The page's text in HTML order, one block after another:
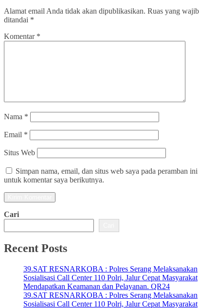
Alamat email Anda tidak akan dipublikasikan. Ruas yang wajib
ditandai *
Komentar *
Nama *
Email *
Situs Web
Simpan nama, email, dan situs web saya pada peramban ini
untuk komentar saya berikutnya.
Cari
Recent Posts
39.SAT RESNARKOBA : Polres Serang Melaksanakan
Sosialisasi Call Center 110 Polri, Jalur Cepat Masyarakat
Mendapatkan Keamanan dan Pelayanan. QR24
39.SAT RESNARKOBA : Polres Serang Melaksanakan
Sosialisasi Call Center 110 Polri, Jalur Cepat Masyarakat